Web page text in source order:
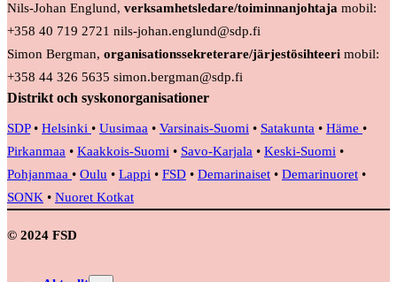
Nils-Johan Englund, verksamhetsledare/toiminnanjohtaja mobil:
+358 40 719 2721 nils-johan.englund@sdp.fi
Simon Bergman, organisationssekreterare/järjestösihteeri mobil:
+358 44 326 5635 simon.bergman@sdp.fi
Distrikt och syskonorganisationer
SDP• Helsinki • Uusimaa • Varsinais-Suomi • Satakunta • Häme •
Pirkanmaa • Kaakkois-Suomi • Savo-Karjala • Keski-Suomi •
Pohjanmaa • Oulu • Lappi • FSD • Demarinaiset • Demarinuoret •
SONK • Nuoret Kotkat
© 2024 FSD